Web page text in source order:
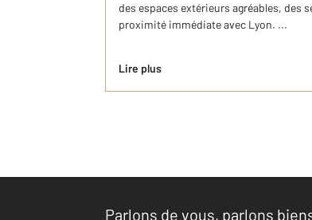
des espaces extérieurs agréables, des
proximité immédiate avec Lyon. ...
Lire plus
Parlons de vous, parlons